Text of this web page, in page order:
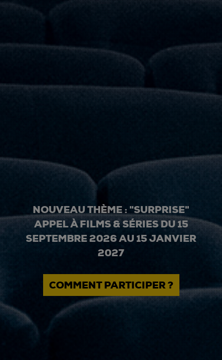
NOUVEAU THÈME : "SURPRISE"
APPEL À FILMS & SÉRIES DU 15
SEPTEMBRE 2026 AU 15 JANVIER
2027
COMMENT PARTICIPER ?